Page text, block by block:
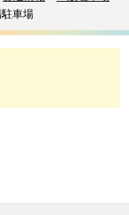
車場